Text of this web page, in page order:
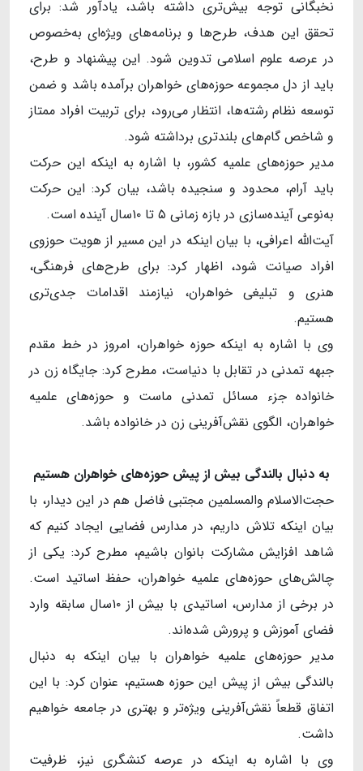
نخبگانی توجه بیش‌تری داشته باشد، یادآور شد: برای
تحقق این هدف، طرح‌ها و برنامه‌های ویژه‌ای به‌خصوص
در عرصه علوم اسلامی تدوین شود. این پیشنهاد و طرح،
باید از دل مجموعه حوزه‌های خواهران برآمده باشد و ضمن
توسعه نظام رشته‌ها، انتظار می‌رود، برای تربیت افراد ممتاز
و شاخص گام‌های بلندتری برداشته شود.
مدیر حوزه‌های علمیه کشور، با اشاره به اینکه این حرکت
باید آرام، محدود و سنجیده باشد، بیان کرد: این حرکت
به‌نوعی آینده‌سازی در بازه زمانی ۵ تا ۱۰سال آینده است.
آیت‌الله اعرافی، با بیان اینکه در این مسیر از هویت حوزوی
افراد صیانت شود، اظهار کرد: برای طرح‌های فرهنگی،
هنری و تبلیغی خواهران، نیازمند اقدامات جدی‌تری
هستیم.
وی با اشاره به اینکه حوزه خواهران، امروز در خط مقدم
جبهه تمدنی در تقابل با دنیاست، مطرح کرد: جایگاه زن در
خانواده جزء مسائل تمدنی ماست و حوزه‌های علمیه
خواهران، الگوی نقش‌آفرینی زن در خانواده باشد.
به دنبال بالندگی بیش از پیش حوزههای خواهران هستیم
حجت‌الاسلام والمسلمین مجتبی فاضل هم در این دیدار، با
بیان اینکه تلاش داریم، در مدارس فضایی ایجاد کنیم که
شاهد افزایش مشارکت بانوان باشیم، مطرح کرد: یکی از
چالش‌های حوزه‌های علمیه خواهران، حفظ اساتید است.
در برخی از مدارس، اساتیدی با بیش از ۱۰سال سابقه وارد
فضای آموزش و پرورش شده‌اند.
مدیر حوزه‌های علمیه خواهران با بیان اینکه به دنبال
بالندگی بیش از پیش این حوزه هستیم، عنوان کرد: با این
اتفاق قطعاً نقش‌آفرینی ویژه‌تر و بهتری در جامعه خواهیم
داشت.
وی با اشاره به اینکه در عرصه کنشگری نیز، ظرفیت